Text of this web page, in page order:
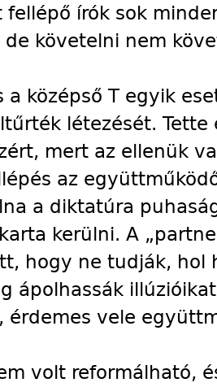
fellépő írók sok
követelni nem
a középső T egyik
létezését. Tette
mert az ellenük
az
a diktatúra
kerülni. A
hogy ne tudják, hol
ápolhassák
érdemes vele
volt reformálható,